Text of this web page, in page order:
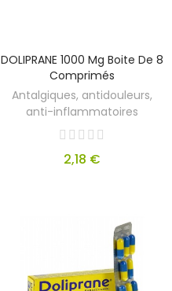
DOLIPRANE 1000 Mg Boite De 8
Comprimés
Antalgiques, antidouleurs,
anti-inflammatoires
2,18 €